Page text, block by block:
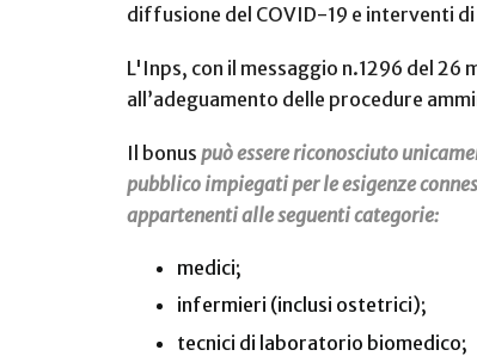
diffusione del COVID-19 e interventi
L'Inps, con il messaggio n.1296 del
all’adeguamento delle procedure
Il bonus può essere riconosciuto
pubblico impiegati per le esigenze
appartenenti alle seguenti categorie:
medici;
infermieri (inclusi ostetrici);
tecnici di laboratorio biomedico;